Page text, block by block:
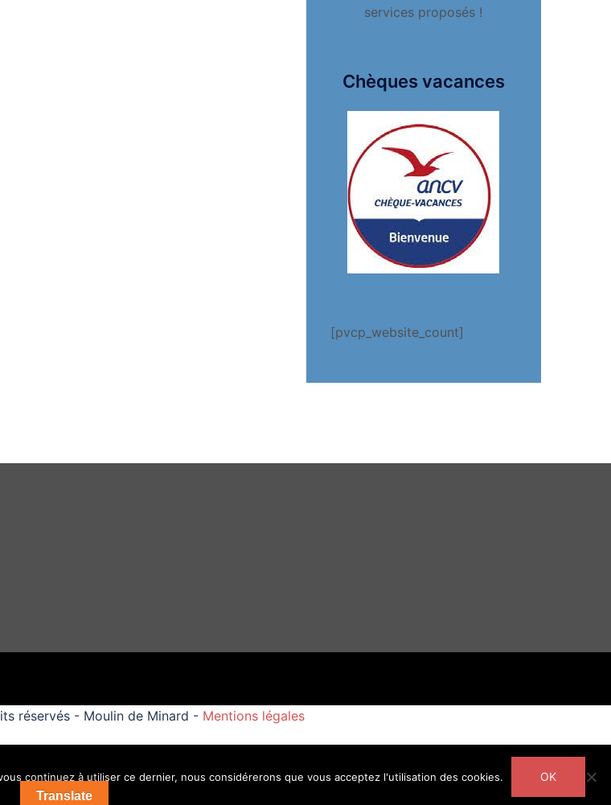
services proposés !
Chèques vacances
[pvcp_website_count]
Translate
réservés - Moulin de Minard - Mentions légales
continuez à utiliser ce dernier, nous considérerons que vous acceptez l'utilisation des cookies. OK